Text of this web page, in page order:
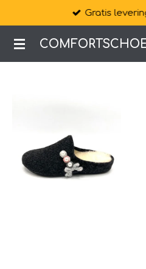
naar
de
Gratis